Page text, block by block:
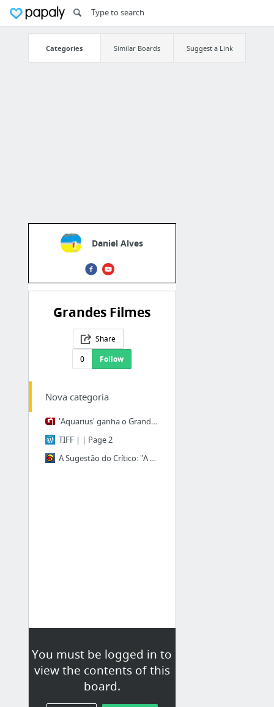
Categories Similar Boards Suggest a Link
Daniel Alves
Grandes Filmes
Share
0
Follow
You must be logged in to
view the contents of this
board.
Nova categoria
'Aquarius' ganha o Grande Prêmio do Cinema Brasileiro; 'Elis' leva em oito categorias
TIFF | | Page 2
A Sugestão do Crítico: "A Grande Testemunha" - TV UOL